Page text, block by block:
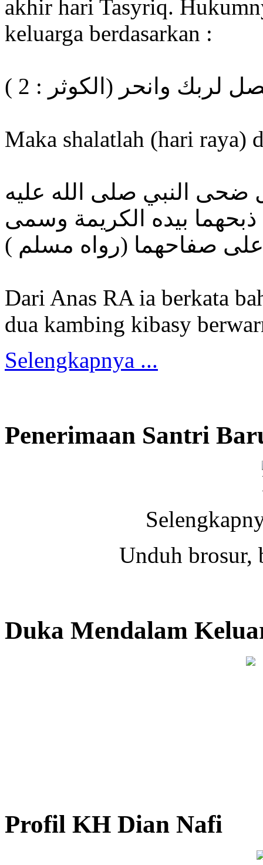
akhir hari Tasyriq.
keluarga berdasarkan :
لربك وانحر (الكوثر : 2 )
Maka shalatlah (hari raya)
النبي صلى الله عليه
بيده الكريمة وسمى
على صفاحهما (رواه مسلم )
Dari Anas RA ia berkata
dua kambing kibasy
Selengkapnya ...
Penerimaan Santri
Unduh brosur,
Duka Mendalam
Profil KH Dian Nafi